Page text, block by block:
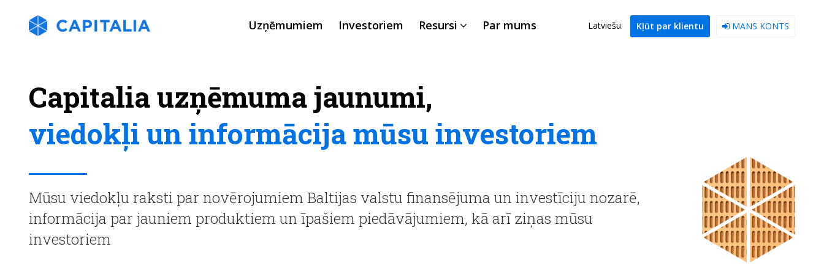
Uzņēmumiem Investoriem Resursi Par mums MANS KONTS
Kļūt par klientu
Latviešu
Capitalia uzņēmuma jaunumi,
viedokļi un informācija mūsu investoriem
Mūsu viedokļu raksti par novērojumiem Baltijas valstu finansējuma un investīciju nozarē,
informācija par jauniem produktiem un īpašiem piedāvājumiem, kā arī ziņas mūsu
investoriem